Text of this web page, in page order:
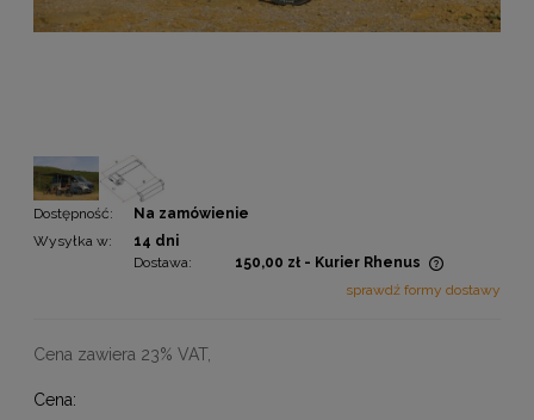
Dostępność:
Na zamówienie
Wysyłka w:
14 dni
Dostawa:
150,00 zł - Kurier Rhenus
Cena nie zawiera ewentualnych kosztów płatności
sprawdź formy dostawy
Cena zawiera 23% VAT,
Cena: